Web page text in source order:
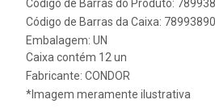
Código de Barras do Produto:
Código de Barras da Caixa:
Embalagem: UN
Caixa contém 12 un
Fabricante: CONDOR
*Imagem meramente ilustrativa